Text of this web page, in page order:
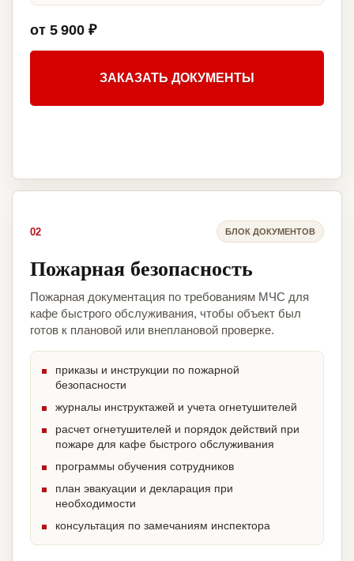
от 5 900 ₽
ЗАКАЗАТЬ ДОКУМЕНТЫ
02 БЛОК ДОКУМЕНТОВ
Пожарная безопасность
Пожарная документация по требованиям МЧС для
кафе быстрого обслуживания, чтобы объект был
готов к плановой или внеплановой проверке.
приказы и инструкции по пожарной
безопасности
журналы инструктажей и учета огнетушителей
расчет огнетушителей и порядок действий при
пожаре для кафе быстрого обслуживания
программы обучения сотрудников
план эвакуации и декларация при
необходимости
консультация по замечаниям инспектора